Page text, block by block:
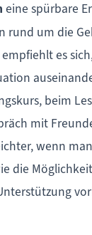
eine spürbare
rund um die
es
beim
mit
wenn
die